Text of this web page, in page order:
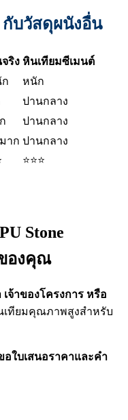
กับวัสดุผนังอื่น
ริง หินเทียมซีเมนต์
หนัก
ปานกลาง
ปานกลาง
าก ปานกลาง
⭐⭐⭐
Stone
องคุณ
จ้าของโครงการ หรือ
เทียมคุณภาพสูงสำหรับ
อใบเสนอราคาและคำ